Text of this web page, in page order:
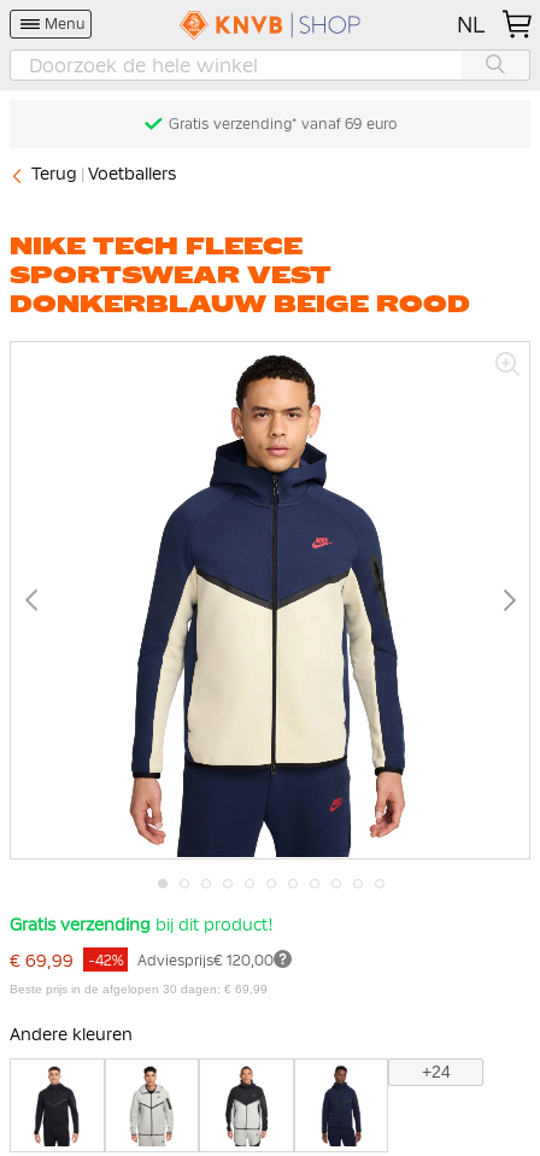
Menu NL
Gratis verzending* vanaf 69 euro
Terug Voetballers
NIKE TECH FLEECE
SPORTSWEAR VEST
DONKERBLAUW BEIGE ROOD
naar
begin
van
gallerij
Gratis verzending bij dit product!
€ 69,99
Adviesprijs€ 120,00
-42%
Beste prijs in de afgelopen 30 dagen: € 69,99
Andere kleuren
+24